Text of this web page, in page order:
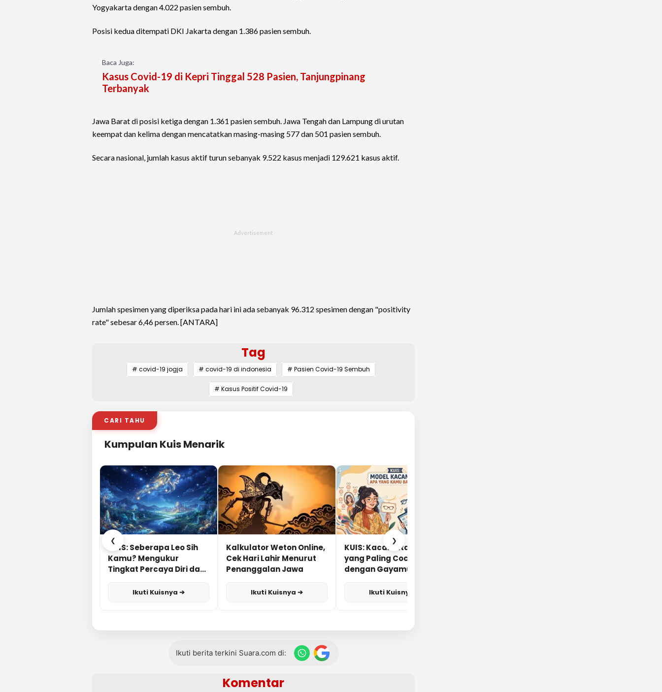
Yogyakarta dengan 4.022 pasien sembuh.
Posisi kedua ditempati DKI Jakarta dengan 1.386 pasien sembuh.
Baca Juga:
Kasus Covid-19 di Kepri Tinggal 528 Pasien, Tanjungpinang
Terbanyak
Jawa Barat di posisi ketiga dengan 1.361 pasien sembuh. Jawa Tengah dan Lampung di urutan
keempat dan kelima dengan mencatatkan masing-masing 577 dan 501 pasien sembuh.
Secara nasional, jumlah kasus aktif turun sebanyak 9.522 kasus menjadi 129.621 kasus aktif.
Jumlah spesimen yang diperiksa pada hari ini ada sebanyak 96.312 spesimen dengan "positivity
rate" sebesar 6,46 persen. [ANTARA]
Tag
# covid-19 jogja # covid-19 di indonesia # Pasien Covid-19 Sembuh
# Kasus Positif Covid-19
CARI TAHU
Kumpulan Kuis Menarik
❮
KUIS: Seberapa Leo Sih
Kamu? Mengukur
Tingkat Percaya Diri dan
Ikuti Kuisnya ➔
Kalkulator Weton Online,
Cek Hari Lahir Menurut
Penanggalan Jawa
Ikuti Kuisnya ➔
KUIS: Kacamata Apa
yang Paling Cocok
dengan Gayamu?
Ikuti Kuisnya ➔
❯
Ikuti berita terkini Suara.com di:
Komentar